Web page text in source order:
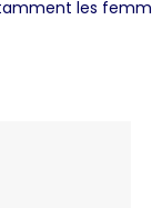
les